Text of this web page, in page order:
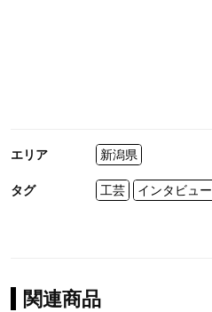
エリア 新潟県
タグ 工芸 インタビュー
関連商品